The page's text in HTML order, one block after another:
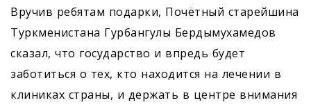
Вручив ребятам подарки, Почётный старейшина
Туркменистана Гурбангулы Бердымухамедов
сказал, что государство и впредь будет
заботиться о тех, кто находится на лечении в
клиниках страны, и держать в центре внимания